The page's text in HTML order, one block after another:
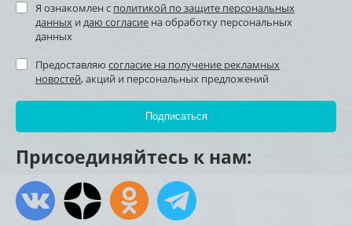
Я ознакомлен с политикой по защите персональных
данных и даю согласие на обработку персональных
данных
Предоставляю согласие на получение рекламных
новостей, акций и персональных предложений
Присоединяйтесь к нам: